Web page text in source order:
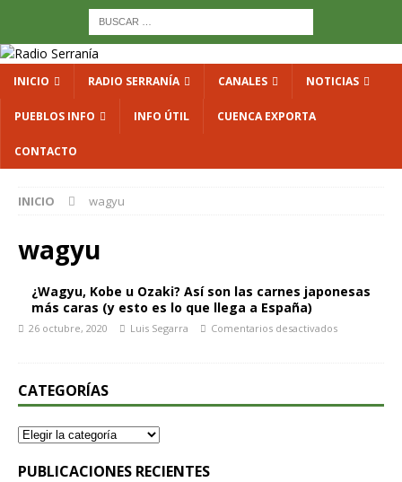
INICIO RADIO SERRANÍA CANALES NOTICIAS
PUEBLOS INFO INFO ÚTIL CUENCA EXPORTA
CONTACTO
INICIO wagyu
wagyu
¿Wagyu, Kobe u Ozaki? Así son las carnes japonesas
más caras (y esto es lo que llega a España)
26 octubre, 2020 Luis Segarra Comentarios desactivados
CATEGORÍAS
PUBLICACIONES RECIENTES